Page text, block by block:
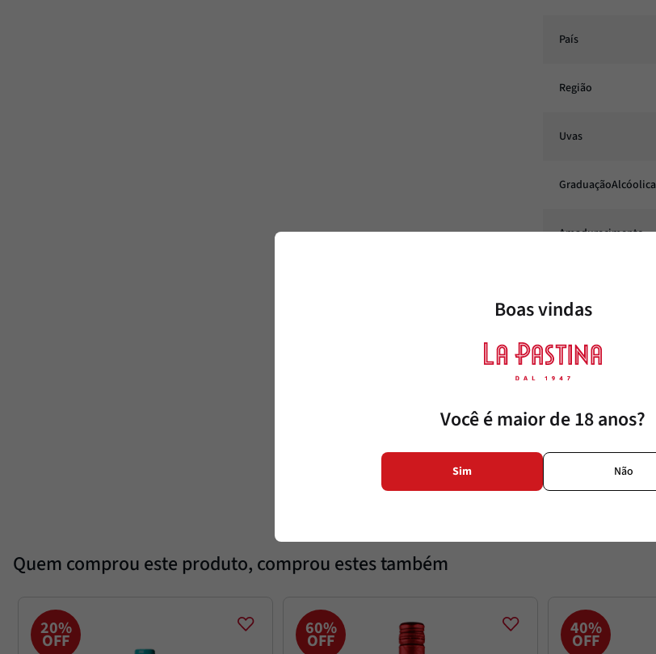
País
Região
Uvas
GraduaçãoAlcóolica
Amadurecimento
Harmonização
Estilo
Temperatura
Quem comprou este produto, comprou estes também
20%
OFF
60%
OFF
40%
OFF
Boas vindas
Você é maior de 18 anos?
Sim Não